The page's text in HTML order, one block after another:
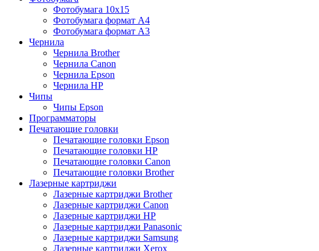
Фотобумага 10х15
Фотобумага формат А4
Фотобумага формат А3
Чернила
Чернила Brother
Чернила Canon
Чернила Epson
Чернила HP
Чипы
Чипы Epson
Программаторы
Печатающие головки
Печатающие головки Epson
Печатающие головки HP
Печатающие головки Canon
Печатающие головки Brother
Лазерные картриджи
Лазерные картриджи Brother
Лазерные картриджи Canon
Лазерные картриджи HP
Лазерные картриджи Panasonic
Лазерные картриджи Samsung
Лазерные картриджи Xerox